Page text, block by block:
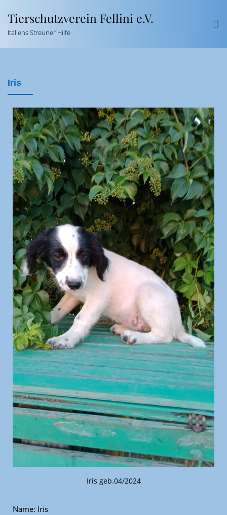
Tierschutzverein Fellini e.V.
Italiens Streuner Hilfe
Iris
Iris geb.04/2024
Name: Iris